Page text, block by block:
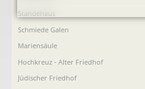
Ständehaus
Schmiede Galen
Mariensäule
Hochkreuz - Alter Friedhof
Jüdischer Friedhof